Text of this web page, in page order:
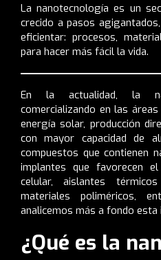
La nanotecnología es un
crecido a pasos
eficientar: procesos,
para hacer más fácil la vida.
En la actualidad, la
comercializando en las
energía solar, producción
con mayor capacidad de
compuestos que contienen
implantes que favorecen
celular, aislantes
materiales poliméricos,
analicemos más a fondo esta
¿Qué es la